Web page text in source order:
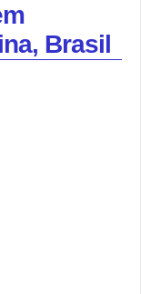
Brasil